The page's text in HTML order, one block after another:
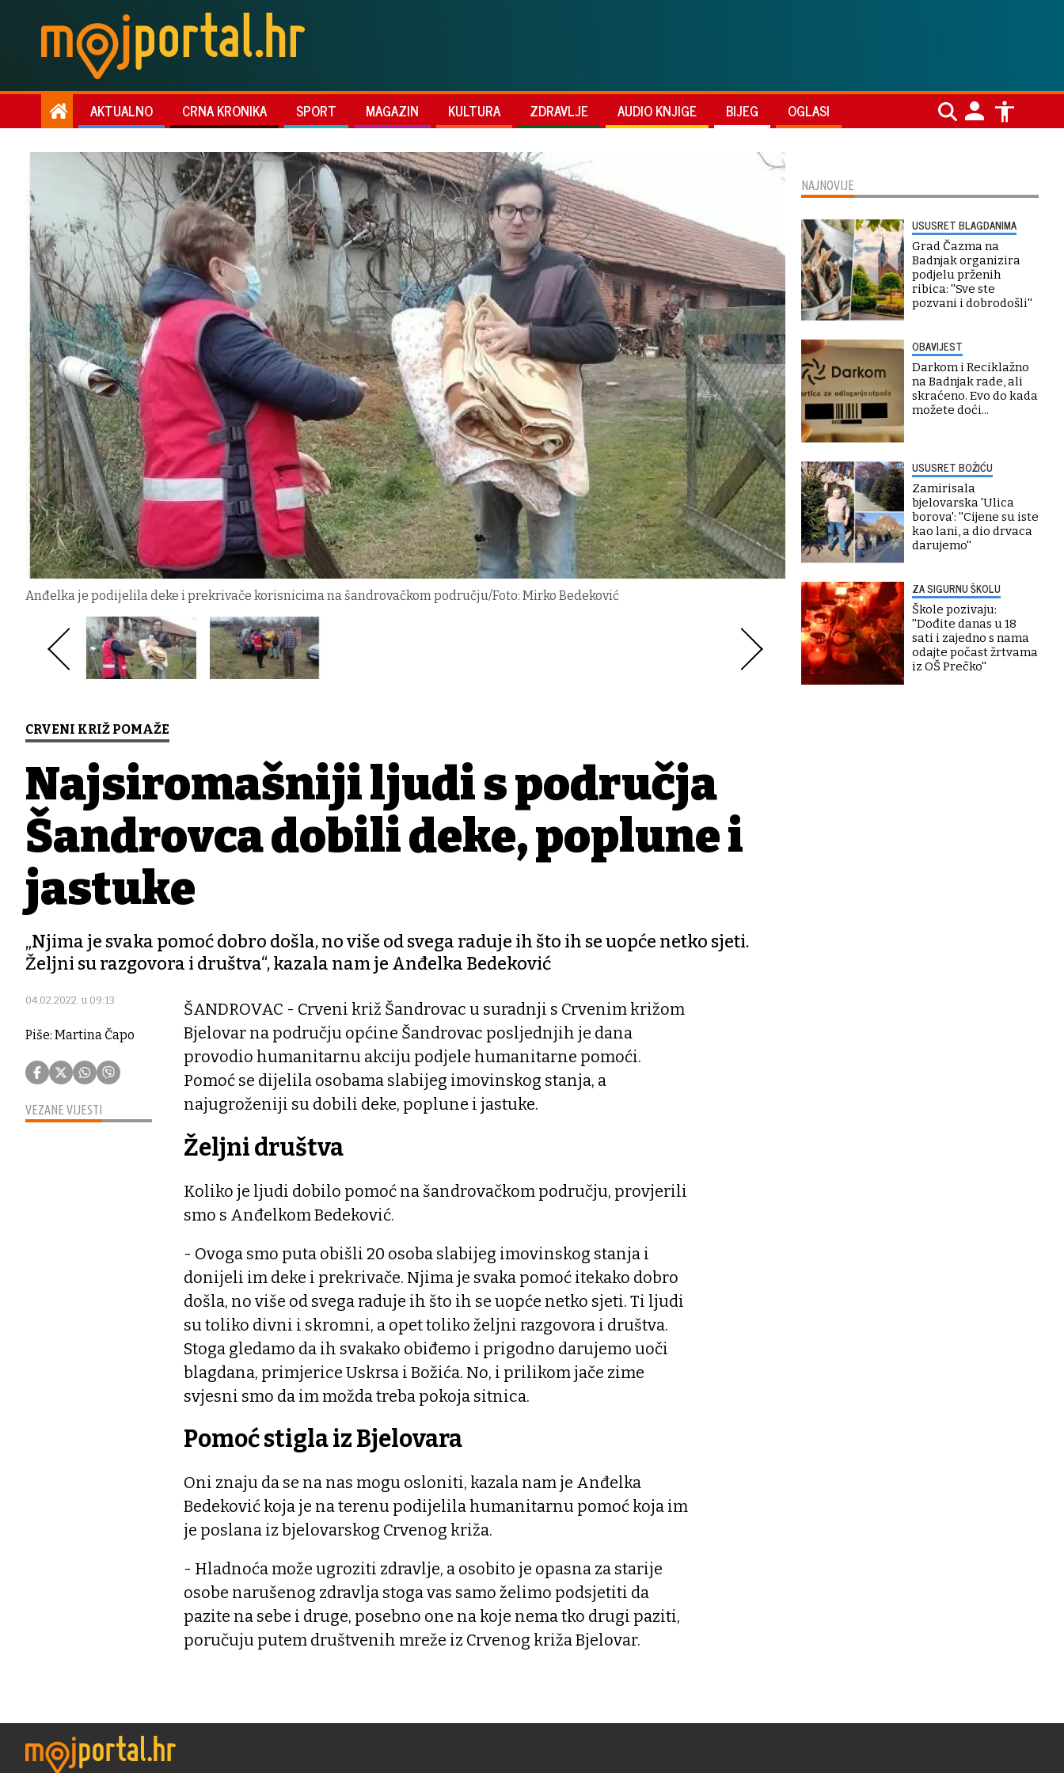
AKTUALNO CRNA KRONIKA SPORT MAGAZIN KULTURA ZDRAVLJE AUDIO KNJIGE BIJEG OGLASI
Anđelka je podijelila deke i prekrivače korisnicima na šandrovačkom području/Foto: Mirko Bedeković
CRVENI KRIŽ POMAŽE
Najsiromašniji ljudi s područja
Šandrovca dobili deke, poplune i
jastuke
„Njima je svaka pomoć dobro došla, no više od svega raduje ih što ih se uopće netko sjeti.
Željni su razgovora i društva“, kazala nam je Anđelka Bedeković
04.02.2022. u 09:13
Piše: Martina Čapo
VEZANE VIJESTI
ŠANDROVAC - Crveni križ Šandrovac u suradnji s Crvenim križom
Bjelovar na području općine Šandrovac posljednjih je dana
provodio humanitarnu akciju podjele humanitarne pomoći.
Pomoć se dijelila osobama slabijeg imovinskog stanja, a
najugroženiji su dobili deke, poplune i jastuke.
Željni društva
Koliko je ljudi dobilo pomoć na šandrovačkom području, provjerili
smo s Anđelkom Bedeković.
- Ovoga smo puta obišli 20 osoba slabijeg imovinskog stanja i
donijeli im deke i prekrivače. Njima je svaka pomoć itekako dobro
došla, no više od svega raduje ih što ih se uopće netko sjeti. Ti ljudi
su toliko divni i skromni, a opet toliko željni razgovora i društva.
Stoga gledamo da ih svakako obiđemo i prigodno darujemo uoči
blagdana, primjerice Uskrsa i Božića. No, i prilikom jače zime
svjesni smo da im možda treba pokoja sitnica.
Pomoć stigla iz Bjelovara
Oni znaju da se na nas mogu osloniti, kazala nam je Anđelka
Bedeković koja je na terenu podijelila humanitarnu pomoć koja im
je poslana iz bjelovarskog Crvenog križa.
- Hladnoća može ugroziti zdravlje, a osobito je opasna za starije
osobe narušenog zdravlja stoga vas samo želimo podsjetiti da
pazite na sebe i druge, posebno one na koje nema tko drugi paziti,
poručuju putem društvenih mreže iz Crvenog križa Bjelovar.
NAJNOVIJE
USUSRET BLAGDANIMA
Grad Čazma na
Badnjak organizira
podjelu prženih
ribica: ''Sve ste
pozvani i dobrodošli''
OBAVIJEST
Darkom i Reciklažno
na Badnjak rade, ali
skraćeno. Evo do kada
možete doći...
USUSRET BOŽIĆU
Zamirisala
bjelovarska 'Ulica
borova': ''Cijene su iste
kao lani, a dio drvaca
darujemo''
ZA SIGURNU ŠKOLU
Škole pozivaju:
''Dođite danas u 18
sati i zajedno s nama
odajte počast žrtvama
iz OŠ Prečko''